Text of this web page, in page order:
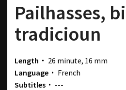
Pailhasses,
tradicioun
Length・ 26 minute, 16 mm
Language・ French
Subtitles・ ---